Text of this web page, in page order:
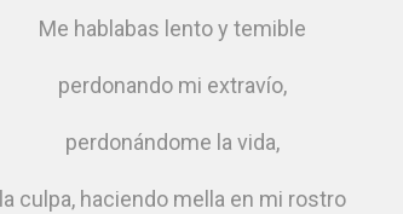
Me hablabas lento y temible
perdonando mi extravío,
perdonándome la vida,
la culpa, haciendo mella en mi rostro